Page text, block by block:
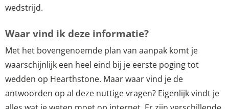
wedstrijd.
Waar vind ik deze informatie?
Met het bovengenoemde plan van aanpak komt je
waarschijnlijk een heel eind bij je eerste poging tot
wedden op Hearthstone. Maar waar vind je de
antwoorden op al deze nuttige vragen? Eigenlijk vindt je